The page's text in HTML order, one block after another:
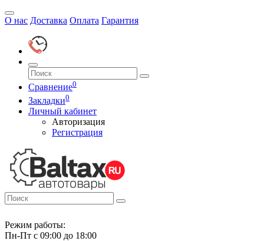
О нас Доставка Оплата Гарантия
Сравнение0
Закладки0
Личный кабинет
Авторизация
Регистрация
Режим работы:
Пн-Пт с 09:00 до 18:00